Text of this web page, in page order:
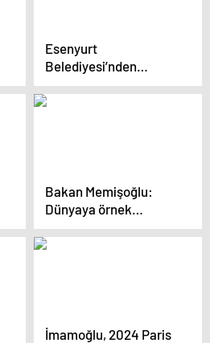
Esenyurt
Belediyesi’nden
ücretsiz “Hasta Nakil
Ambulans Hizmeti”
Bakan Memişoğlu:
Dünyaya örnek
olabilecek bir sistem,
kıymetini bilmemiz
İmamoğlu, 2024 Paris